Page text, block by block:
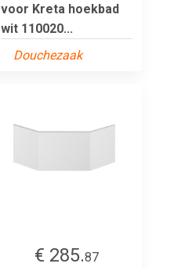
voor Kreta hoekbad
wit 110020...
Douchezaak
€ 285.87